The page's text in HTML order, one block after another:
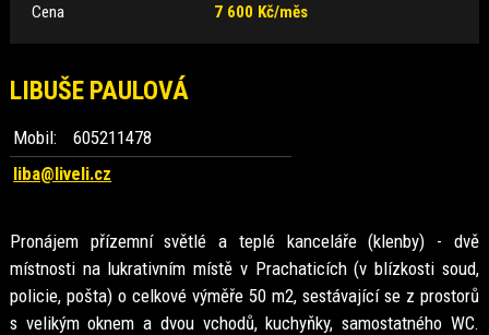
Cena
7 600 Kč/měs
LIBUŠE PAULOVÁ
Mobil:
605211478
liba@liveli.cz
Pronájem přízemní světlé a teplé kanceláře (klenby) - dvě
místnosti na lukrativním místě v Prachaticích (v blízkosti soud,
policie, pošta) o celkové výměře 50 m2, sestávající se z prostorů
s velikým oknem a dvou vchodů, kuchyňky, samostatného WC.